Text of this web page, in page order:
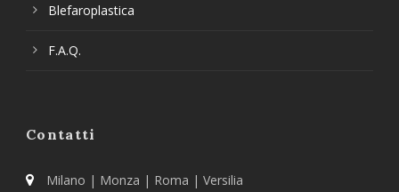
Blefaroplastica
F.A.Q.
Contatti
Milano | Monza | Roma | Versilia